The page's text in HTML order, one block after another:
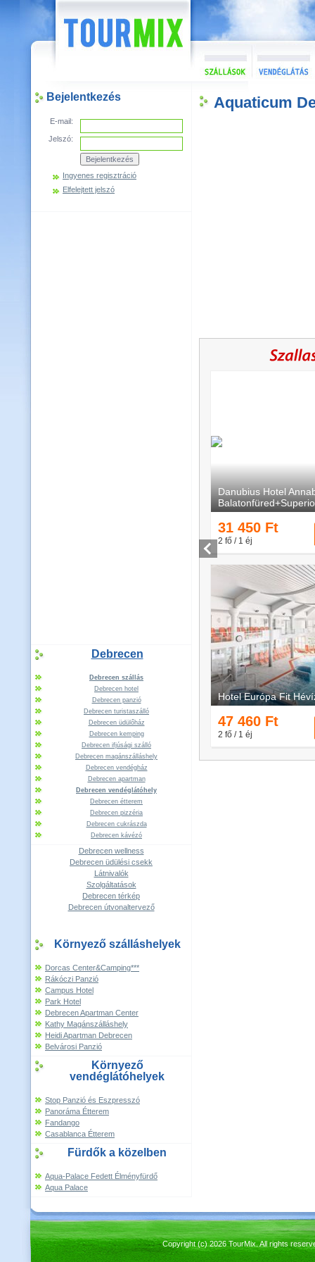
Bejelentkezés
E-mail:
Jelszó:
Ingyenes regisztráció
Elfelejtett jelszó
Debrecen
Debrecen szállás
Debrecen hotel
Debrecen panzió
Debrecen turistaszálló
Debrecen üdülőház
Debrecen kemping
Debrecen ifjúsági szálló
Debrecen magánszálláshely
Debrecen vendégház
Debrecen apartman
Debrecen vendéglátóhely
Debrecen étterem
Debrecen pizzéria
Debrecen cukrászda
Debrecen kávézó
Debrecen wellness
Debrecen üdülési csekk
Látnivalók
Szolgáltatások
Debrecen térkép
Debrecen útvonaltervező
Környező szálláshelyek
Dorcas Center&Camping***
Rákóczi Panzió
Campus Hotel
Park Hotel
Debrecen Apartman Center
Kathy Magánszálláshely
Heidi Apartman Debrecen
Belvárosi Panzió
Környező
vendéglátóhelyek
Stop Panzió és Eszpresszó
Panoráma Étterem
Fandango
Casablanca Étterem
Fürdők a közelben
Aqua-Palace Fedett Élményfürdő
Aqua Palace
Aquaticum
Copyright (c) 2026 TourMix. All rights